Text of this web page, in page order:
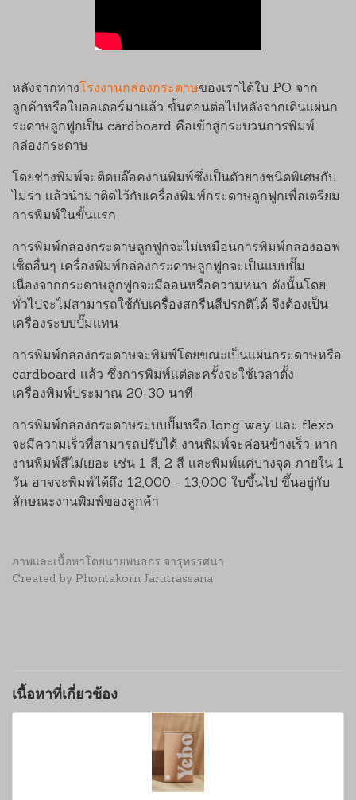
หลังจากทาง โรงงานกล่องกระดาษของเราได้ใบ PO จาก
ลูกค้าหรือใบออเดอร์มาเเล้ว ขั้นตอนต่อไปหลังจากเดินเเผ่นก
ระดาษลูกฟูกเป็น cardboard คือเข้าสู่กระบวนการพิมพ์
กล่องกระดาษ
โดยช่างพิมพ์จะติดบล๊อคงานพิมพ์ซึ่งเป็นตัวยางชนิดพิเศษกับ
ไมร่า เเล้วนำมาติดไว้กับเครื่องพิมพ์กระดาษลูกฟูกเพื่อเตรียม
การพิมพ์ในขั้นเเรก
การพิมพ์กล่องกระดาษลูกฟูกจะไม่เหมือนการพิมพ์กล่องออฟ
เซ็ตอื่นๆ เครื่องพิมพ์กล่องกระดาษลูกฟูกจะเป็นเเบบปั๊ม
เนื่องจากกระดาษลูกฟูกจะมีลอนหรือความหนา ดังนั้นโดย
ทั่วไปจะไม่สามารถใช้กับเครื่องสกรีนสีปรกติได้ จึงต้องเป็น
เครื่องระบบปั๊มเเทน
การพิมพ์กล่องกระดาษจะพิมพ์โดยขณะเป็นเเผ่นกระดาษหรือ
cardboard เเล้ว ซึ่งการพิมพ์เเต่ละครั้งจะใช้เวลาตั้ง
เครื่องพิมพ์ประมาณ 20-30 นาที
การพิมพ์กล่องกระดาษระบบปั๊มหรือ long way เเละ flexo
จะมีความเร็วที่สามารถปรับได้ งานพิมพ์จะค่อนข้างเร็ว หาก
งานพิมพ์สีไม่เยอะ เช่น 1 สี, 2 สี เเละพิมพ์เเค่บางจุด ภายใน 1
วัน อาจจะพิมพ์ได้ถึง 12,000 - 13,000 ใบขึ้นไป ขึ้นอยู่กับ
ลักษณะงานพิมพ์ของลูกค้า
ภาพและเนื้อหาโดยนายพนธกร จารุทรรศนา
Created by Phontakorn Jarutrassana
เนื้อหาที่เกี่ยวข้อง